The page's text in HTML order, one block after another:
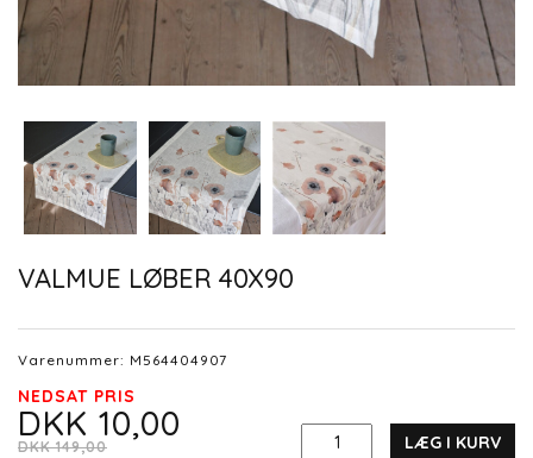
VALMUE LØBER 40X90
Varenummer: M564404907
NEDSAT PRIS
DKK 10,00
DKK 149,00 LÆG I KURV